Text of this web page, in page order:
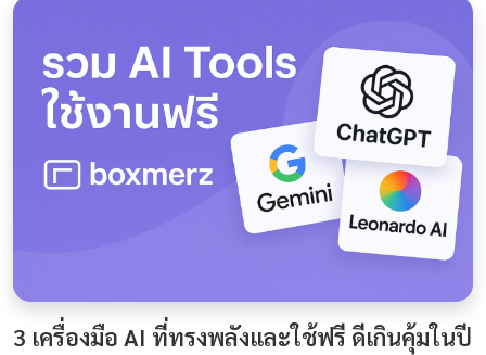
3 เครื่องมือ AI ที่ทรงพลังและใช้ฟรี ดีเกินคุ้มในปี